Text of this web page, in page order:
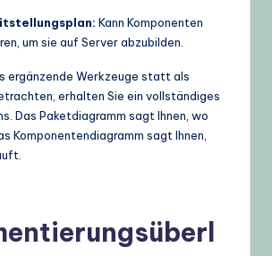
Kann Komponenten
um sie auf Server abzubilden.
ergänzende Werkzeuge statt als
erhalten Sie ein vollständiges
Das Paketdiagramm sagt Ihnen, wo
Komponentendiagramm sagt Ihnen,